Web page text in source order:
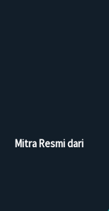
Mitra Resmi dari